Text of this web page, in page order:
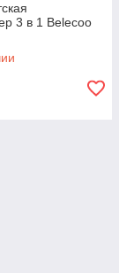
3 в 1 Belecoo